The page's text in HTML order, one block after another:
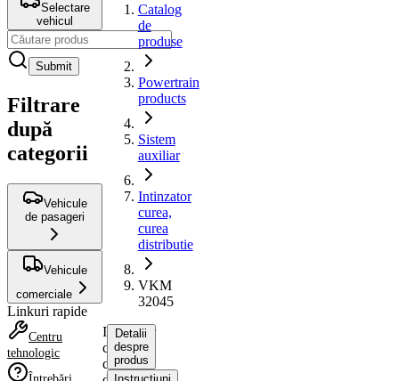
Selectare
vehicul
Submit
Filtrare
după
categorii
Vehicule
de pasageri
Vehicule
comerciale
Linkuri rapide
Centru
tehnologic
Catalog
de
produse
Powertrain
products
Sistem
auxiliar
Intinzator
curea,
curea
distributie
VKM
32045
Intinzator
curea,
curea
Detalii
despre
produs